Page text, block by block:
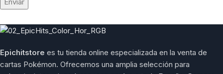
Epichitstore es tu tienda online especializada en la venta de
cartas Pokémon. Ofrecemos una amplia selección para